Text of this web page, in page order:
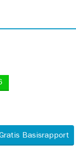
Basisrapport